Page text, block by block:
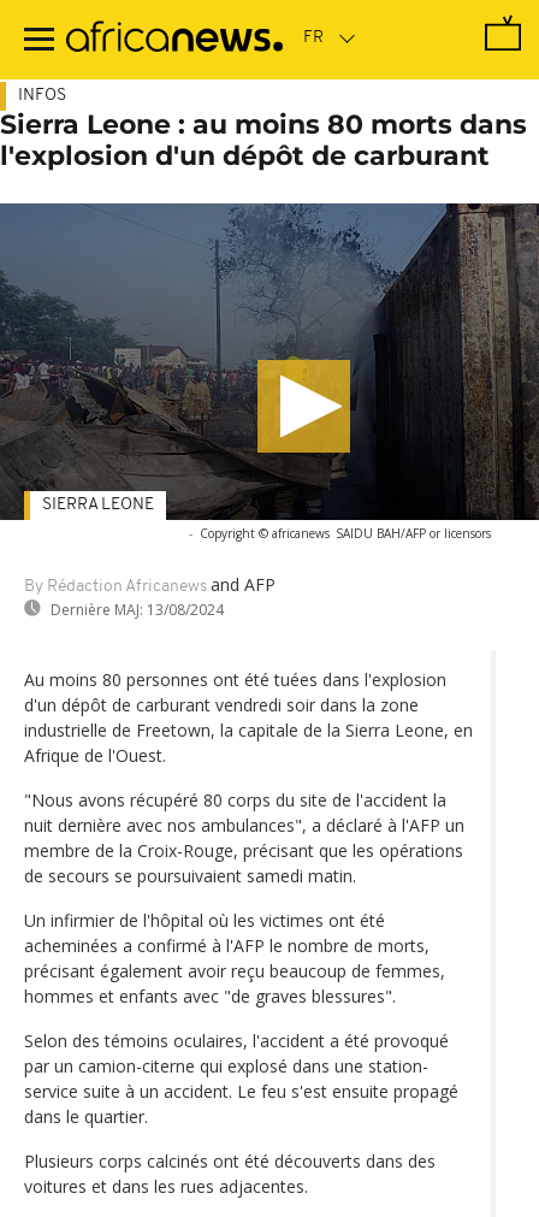
contenu
INFOS
Sierra Leone : au moins 80 morts dans
l'explosion d'un dépôt de carburant
- Copyright © africanews SAIDU BAH/AFP or licensors
By Rédaction Africanews and AFP
Dernière MAJ: 13/08/2024
SIERRA LEONE
Au moins 80 personnes ont été tuées dans l'explosion
d'un dépôt de carburant vendredi soir dans la zone
industrielle de Freetown, la capitale de la Sierra Leone, en
Afrique de l'Ouest.
"Nous avons récupéré 80 corps du site de l'accident la
nuit dernière avec nos ambulances", a déclaré à l'AFP un
membre de la Croix-Rouge, précisant que les opérations
de secours se poursuivaient samedi matin.
Un infirmier de l'hôpital où les victimes ont été
acheminées a confirmé à l'AFP le nombre de morts,
précisant également avoir reçu beaucoup de femmes,
hommes et enfants avec "de graves blessures".
Selon des témoins oculaires, l'accident a été provoqué
par un camion-citerne qui explosé dans une station-
service suite à un accident. Le feu s'est ensuite propagé
dans le quartier.
Plusieurs corps calcinés ont été découverts dans des
voitures et dans les rues adjacentes.